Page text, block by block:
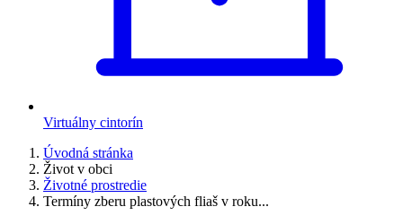
Virtuálny cintorín
Úvodná stránka
Život v obci
Životné prostredie
Termíny zberu plastových fliaš v roku...